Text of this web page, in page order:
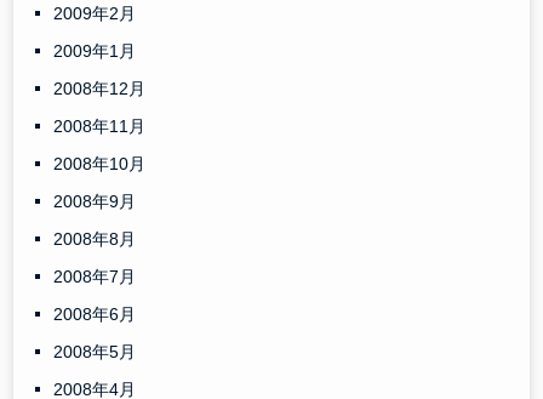
2009年2月
2009年1月
2008年12月
2008年11月
2008年10月
2008年9月
2008年8月
2008年7月
2008年6月
2008年5月
2008年4月